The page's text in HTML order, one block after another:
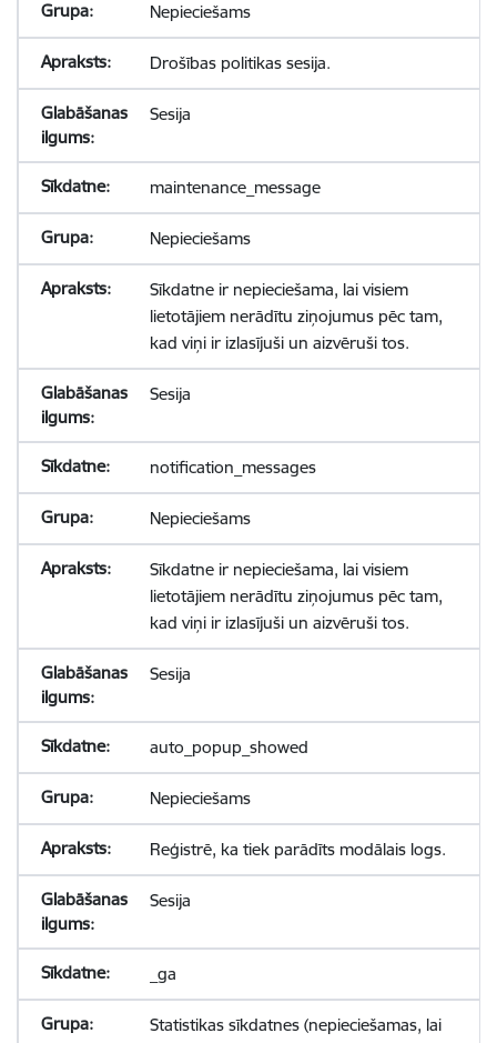
Nepieciešams
Drošības politikas sesija.
Sesija
maintenance_message
Nepieciešams
Sīkdatne ir nepieciešama, lai visiem
lietotājiem nerādītu ziņojumus pēc tam,
kad viņi ir izlasījuši un aizvēruši tos.
Sesija
notification_messages
Nepieciešams
Sīkdatne ir nepieciešama, lai visiem
lietotājiem nerādītu ziņojumus pēc tam,
kad viņi ir izlasījuši un aizvēruši tos.
Sesija
auto_popup_showed
Nepieciešams
Reģistrē, ka tiek parādīts modālais logs.
Sesija
_ga
Statistikas sīkdatnes (nepieciešamas, lai